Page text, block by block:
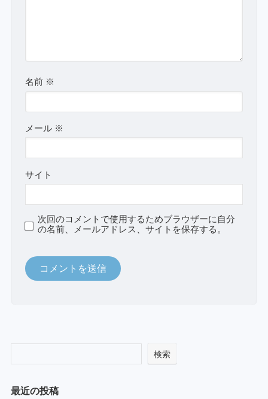
名前 ※
メール ※
サイト
次回のコメントで使用するためブラウザーに自分
の名前、メールアドレス、サイトを保存する。
検索
最近の投稿